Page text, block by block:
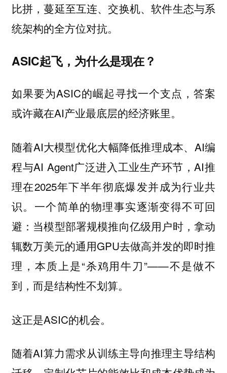
比拼，蔓延至互连、交换机、软件生态与系
统架构的全方位对抗。
ASIC起飞，为什么是现在？
如果要为ASIC的崛起寻找一个支点，答案
或许藏在AI产业最底层的经济账里。
随着AI大模型优化大幅降低推理成本、AI编
程与AI Agent广泛进入工业生产环节，AI推
理在2025年下半年彻底爆发并成为行业共
识。一个简单的物理事实逐渐变得不可回
避：当模型部署规模推向亿级用户时，拿动
辄数万美元的通用GPU去做高并发的即时推
理，本质上是“杀鸡用牛刀”——不是做不
到，而是结构性不划算。
这正是ASIC的机会。
随着AI算力需求从训练主导向推理主导结构